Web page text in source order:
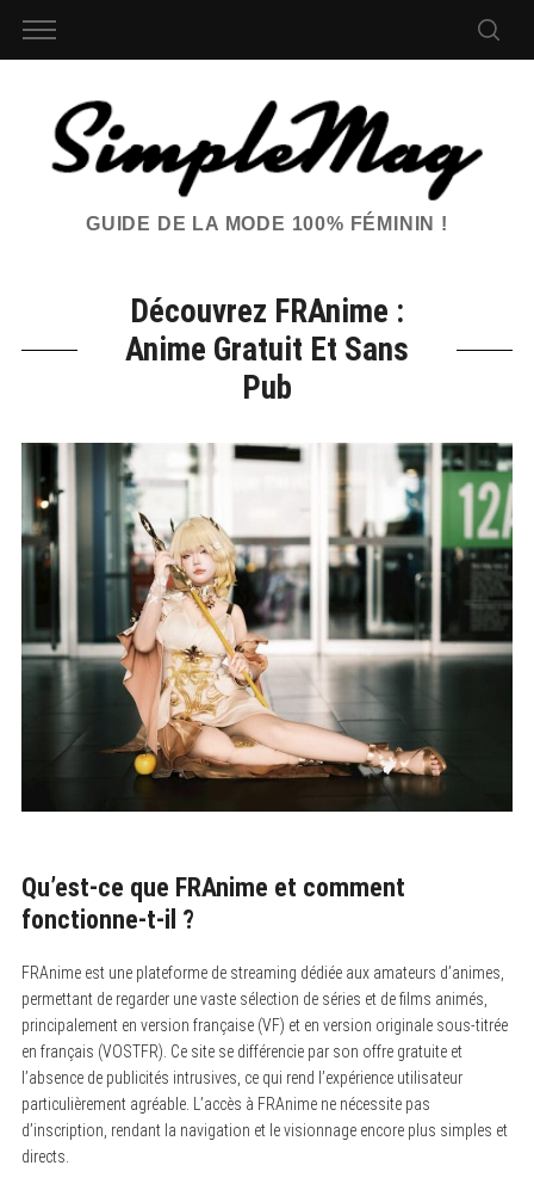
GUIDE DE LA MODE 100% FÉMININ !
Découvrez FRAnime :
Anime Gratuit Et Sans
Pub
Qu’est-ce que FRAnime et comment
fonctionne-t-il ?
FRAnime est une plateforme de streaming dédiée aux amateurs d’animes,
permettant de regarder une vaste sélection de séries et de films animés,
principalement en version française (VF) et en version originale sous-titrée
en français (VOSTFR). Ce site se différencie par son offre gratuite et
l’absence de publicités intrusives, ce qui rend l’expérience utilisateur
particulièrement agréable. L’accès à FRAnime ne nécessite pas
d’inscription, rendant la navigation et le visionnage encore plus simples et
directs.